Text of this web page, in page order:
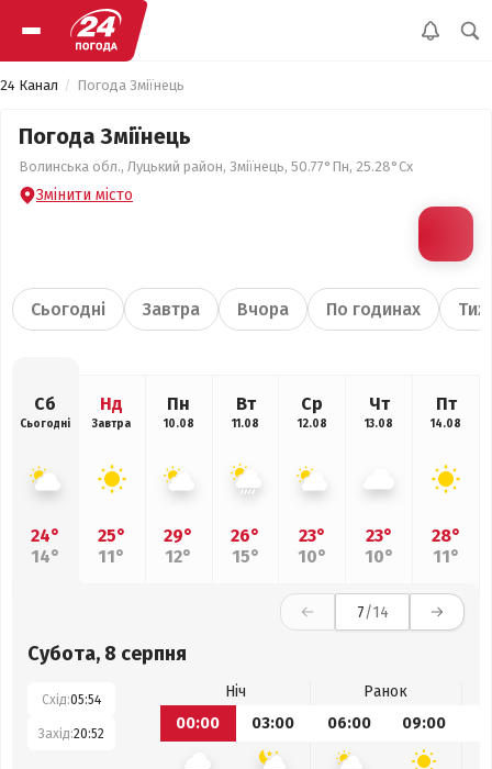
24 Канал Погода Зміїнець
Погода Зміїнець
Волинська обл., Луцький район, Зміїнець, 50.77°Пн, 25.28°Сх
Змінити місто
Сьогодні Завтра Вчора По годинах
Сб
Сьогодні
24°
14°
Нд
Завтра
25°
11°
Пн
10.08
29°
12°
Вт
11.08
26°
15°
Ср
12.08
23°
10°
Чт
13.08
23°
10°
Пт
14.08
28°
11°
7/14
Субота, 8 серпня
Схід:05:54
Захід:20:52
Ніч
Ранок
00:00
03:00 06:00 09:00